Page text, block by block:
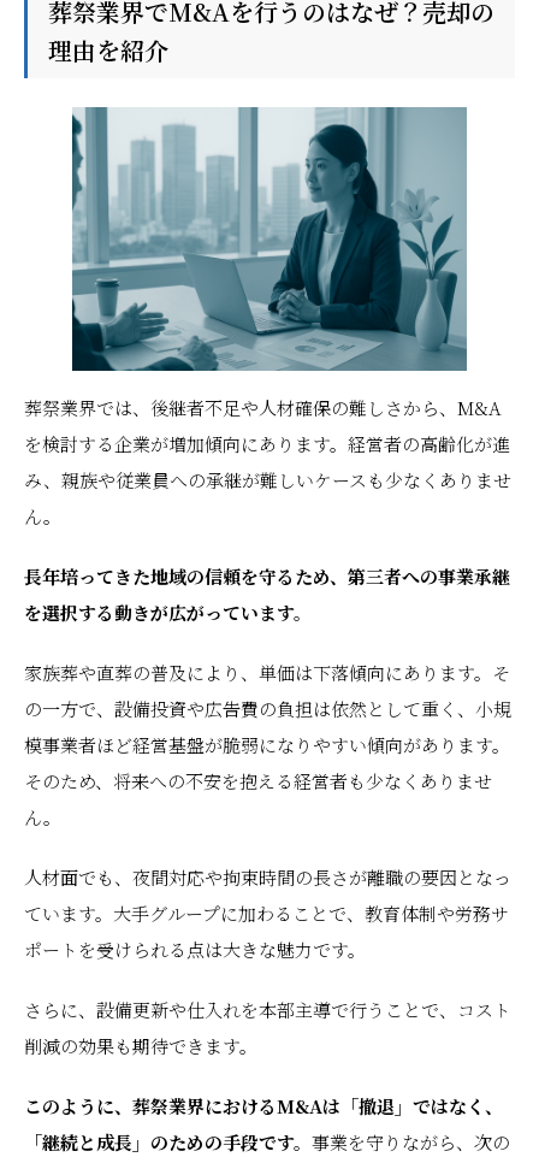
葬祭業界でM&Aを行うのはなぜ？売却の
理由を紹介
葬祭業界では、後継者不足や人材確保の難しさから、M&A
を検討する企業が増加傾向にあります。経営者の高齢化が進
み、親族や従業員への承継が難しいケースも少なくありませ
ん。
長年培ってきた地域の信頼を守るため、第三者への事業承継
を選択する動きが広がっています。
家族葬や直葬の普及により、単価は下落傾向にあります。そ
の一方で、設備投資や広告費の負担は依然として重く、小規
模事業者ほど経営基盤が脆弱になりやすい傾向があります。
そのため、将来への不安を抱える経営者も少なくありませ
ん。
人材面でも、夜間対応や拘束時間の長さが離職の要因となっ
ています。大手グループに加わることで、教育体制や労務サ
ポートを受けられる点は大きな魅力です。
さらに、設備更新や仕入れを本部主導で行うことで、コスト
削減の効果も期待できます。
このように、葬祭業界におけるM&Aは「撤退」ではなく、
「継続と成長」のための手段です。 事業を守りながら、次の